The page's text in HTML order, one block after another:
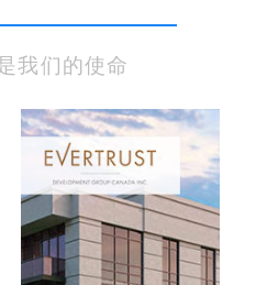
我们的使命